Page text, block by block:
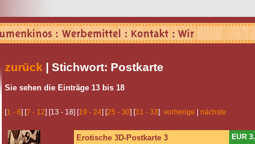
zurück | Stichwort: Postkarte
Sie sehen die Einträge 13 bis 18
[1 - 6] [7 - 12] [13 - 18] [19 - 24] [25 - 30] [31 - 33] vorherige nächste
Erotische 3D-Postkarte 3 EUR